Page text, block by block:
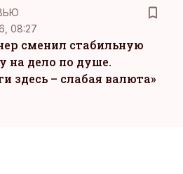
08:27
сменил стабильную
на дело по душе.
здесь – слабая валюта»